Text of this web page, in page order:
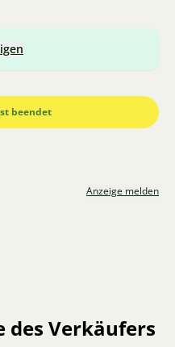
beendet
Anzeige melden
des Verkäufers